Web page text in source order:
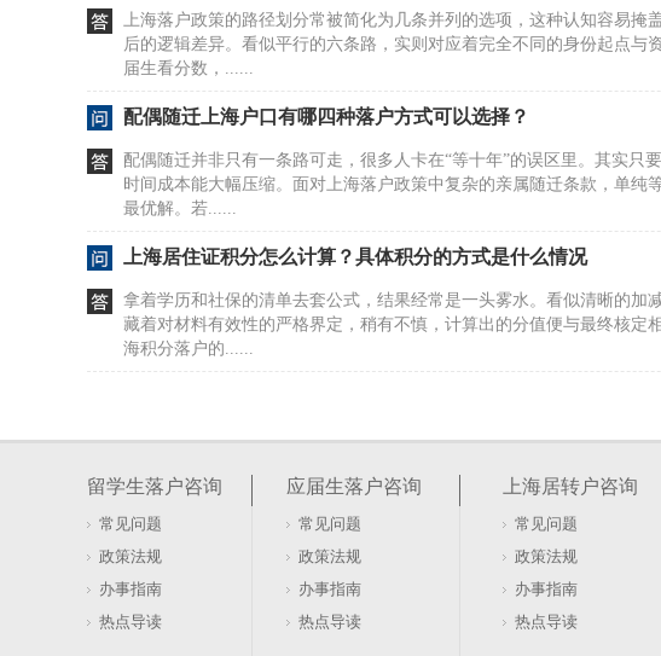
上海落户政策的路径划分常被简化为几条并列的选项，这种认知容易掩
后的逻辑差异。看似平行的六条路，实则对应着完全不同的身份起点与
届生看分数，......
配偶随迁上海户口有哪四种落户方式可以选择？
配偶随迁并非只有一条路可走，很多人卡在“等十年”的误区里。其实只
时间成本能大幅压缩。面对上海落户政策中复杂的亲属随迁条款，单纯
最优解。若......
上海居住证积分怎么计算？具体积分的方式是什么情况
拿着学历和社保的清单去套公式，结果经常是一头雾水。看似清晰的加
藏着对材料有效性的严格界定，稍有不慎，计算出的分值便与最终核定
海积分落户的......
很多人盯着社保和劳动合同，以为这是办证的硬门槛。2026年的政策调
本与租赁......
软考证书能否用于上海居住证积分落户办理
盯着软考证书发呆，以为拿到手就能直接兑换上海户口？这种想法太天
卡在有了证......
留学生落户咨询
常见问题
政策法规
办事指南
热点导读
应届生落户咨询
常见问题
政策法规
办事指南
热点导读
上海居转户咨询
常见问题
政策法规
办事指南
热点导读